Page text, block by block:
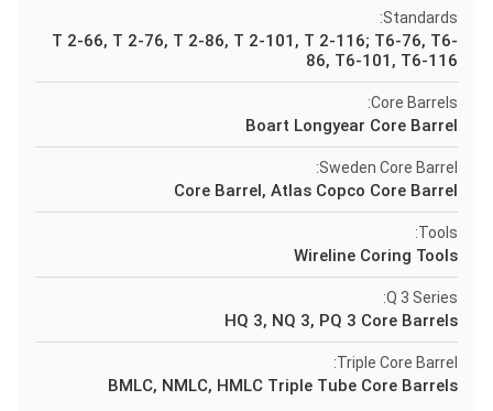
Standards:
T 2-66, T 2-76, T 2-86, T 2-101, T 2-116; T6-76, T6-
86, T6-101, T6-116
Core Barrels:
Boart Longyear Core Barrel
Sweden Core Barrel:
Core Barrel, Atlas Copco Core Barrel
Tools:
Wireline Coring Tools
Q 3 Series:
HQ 3, NQ 3, PQ 3 Core Barrels
Triple Core Barrel:
BMLC, NMLC, HMLC Triple Tube Core Barrels